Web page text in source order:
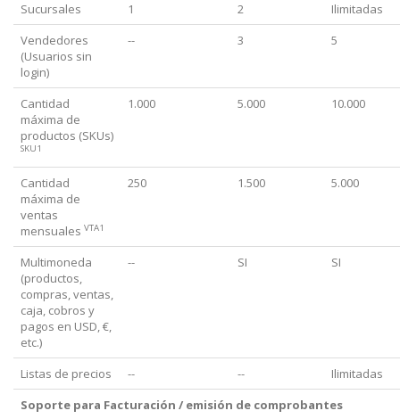
Sucursales
1 2
Ilimitadas
Vendedores
(Usuarios sin
login)
-- 3 5
Cantidad
máxima de
productos (SKUs)
SKU1
1.000 5.000 10.000
Cantidad
máxima de
ventas
mensuales VTA1
250 1.500 5.000
Multimoneda
(productos,
compras, ventas,
caja, cobros y
pagos en USD, €,
etc.)
-- SI SI
Listas de precios -- --
Ilimitadas
Soporte para Facturación / emisión de comprobantes